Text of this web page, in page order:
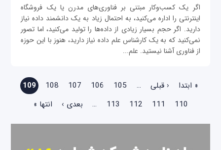
اگر یک کسب‌و‌کار مبتنی بر فناوری‌های مدرن یا یک فروشگاه
اینترنتی را اداره می‌کنید، به احتمال زیاد به یک دانشمند داده نیاز
دارید. اگر حجم بسیار زیادی از داده‌ها را تولید می‌کنید، اما تصور
نمی‌کنید که به یک کارشناس علم داده‌ نیاز دارید، هنوز با این حوزه
از فناوری آشنا نیستید. علم...
صفحه‌ها
« ابتدا ‹ قبلی …
105
106
107
108
109
110
111
112
113
… بعدی › انتها »